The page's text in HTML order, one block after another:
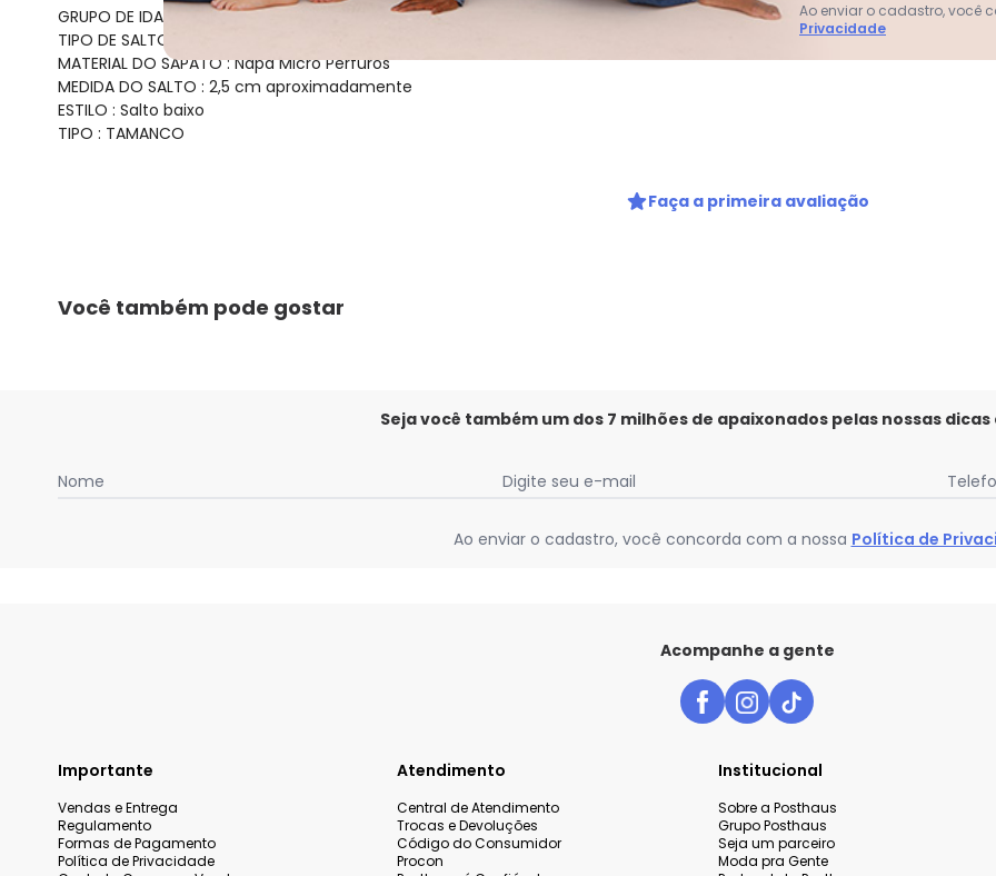
GRUPO DE IDADE : Adult
TIPO DE SALTO : Flat
MATERIAL DO SAPATO : Napa Micro Perfuros
MEDIDA DO SALTO : 2,5 cm aproximadamente
ESTILO : Salto baixo
TIPO : TAMANCO
Faça a primeira avaliação
Você também pode gostar
Seja você também um dos 7 milhões de apaixonados pelas nossas
Nome Digite seu e-mail
Ao enviar o cadastro, você concorda com a nossa Política de
Acompanhe a gente
Importante
Vendas e Entrega
Regulamento
Formas de Pagamento
Política de Privacidade
Atendimento
Central de Atendimento
Trocas e Devoluções
Código do Consumidor
Procon
Institucional
Sobre a Posthaus
Grupo Posthaus
Seja um parceiro
Moda pra Gente
Ao enviar o cadastro, você
Privacidade